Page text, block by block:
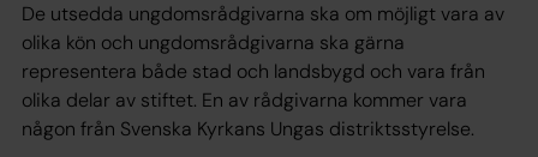
De utsedda ungdomsrådgivarna ska om möjligt vara av
olika kön och ungdomsrådgivarna ska gärna
representera både stad och landsbygd och vara från
olika delar av stiftet. En av rådgivarna kommer vara
någon från Svenska Kyrkans Ungas distriktsstyrelse.